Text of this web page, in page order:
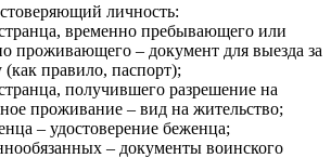
личность:
временно пребывающего или
проживающего – документ для выезда за
(как правило, паспорт);
получившего разрешение на
проживание – вид на жительство;
– удостоверение беженца;
– документы воинского